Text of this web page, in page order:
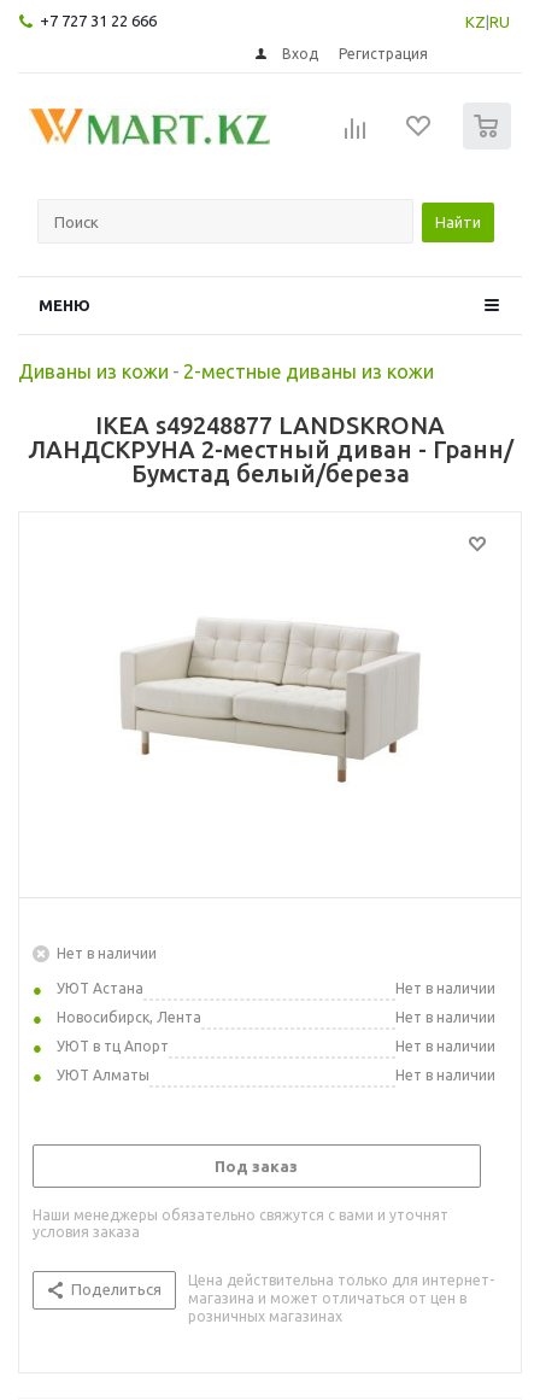
+7 727 31 22 666 KZ RU
Вход Регистрация
Найти
МЕНЮ
Диваны из кожи - 2-местные диваны из кожи
IKEA s49248877 LANDSKRONA
ЛАНДСКРУНА 2-местный диван - Гранн/
Бумстад белый/береза
Нет в наличии
УЮТ Астана
Нет в наличии
Новосибирск, Лента
Нет в наличии
УЮТ в тц Апорт
Нет в наличии
УЮТ Алматы
Нет в наличии
Под заказ
Наши менеджеры обязательно свяжутся с вами и уточнят
условия заказа
Поделиться
Цена действительна только для интернет-
магазина и может отличаться от цен в
розничных магазинах